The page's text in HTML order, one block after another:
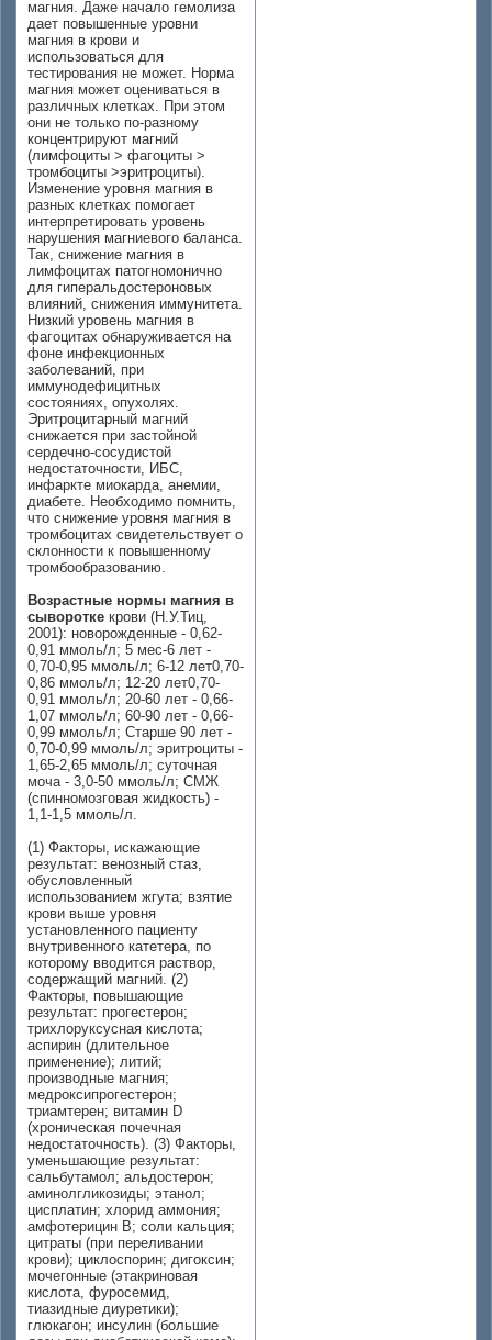
магния. Даже начало гемолиза
дает повышенные уровни
магния в крови и
использоваться для
тестирования не может. Норма
магния может оцениваться в
различных клетках. При этом
они не только по-разному
концентрируют магний
(лимфоциты > фагоциты >
тромбоциты >эритроциты).
Изменение уровня магния в
разных клетках помогает
интерпретировать уровень
нарушения магниевого баланса.
Так, снижение магния в
лимфоцитах патогномонично
для гиперальдостероновых
влияний, снижения иммунитета.
Низкий уровень магния в
фагоцитах обнаруживается на
фоне инфекционных
заболеваний, при
иммунодефицитных
состояниях, опухолях.
Эритроцитарный магний
снижается при застойной
сердечно-сосудистой
недостаточности, ИБС,
инфаркте миокарда, анемии,
диабете. Необходимо помнить,
что снижение уровня магния в
тромбоцитах свидетельствует о
склонности к повышенному
тромбообразованию.
Возрастные нормы магния в
сыворотке крови (Н.У.Тиц,
2001): новорожденные - 0,62-
0,91 ммоль/л; 5 мес-6 лет -
0,70-0,95 ммоль/л; 6-12 лет0,70-
0,86 ммоль/л; 12-20 лет0,70-
0,91 ммоль/л; 20-60 лет - 0,66-
1,07 ммоль/л; 60-90 лет - 0,66-
0,99 ммоль/л; Старше 90 лет -
0,70-0,99 ммоль/л; эритроциты -
1,65-2,65 ммоль/л; суточная
моча - 3,0-50 ммоль/л; СМЖ
(спинномозговая жидкость) -
1,1-1,5 ммоль/л.
(1) Факторы, искажающие
результат: венозный стаз,
обусловленный
использованием жгута; взятие
крови выше уровня
установленного пациенту
внутривенного катетера, по
которому вводится раствор,
содержащий магний. (2)
Факторы, повышающие
результат: прогестерон;
трихлоруксусная кислота;
аспирин (длительное
применение); литий;
производные магния;
медроксипрогестерон;
триамтерен; витамин D
(хроническая почечная
недостаточность). (3) Факторы,
уменьшающие результат:
сальбутамол; альдостерон;
аминолгликозиды; этанол;
цисплатин; хлорид аммония;
амфотерицин В; соли кальция;
цитраты (при переливании
крови); циклоспорин; дигоксин;
мочегонные (этакриновая
кислота, фуросемид,
тиазидные диуретики);
глюкагон; инсулин (большие